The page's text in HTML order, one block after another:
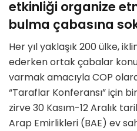
etkinliği organize
bulma çabasına
Her yıl yaklaşık 200 ülke,
ederken ortak çabalar
varmak amacıyla COP
“Taraflar Konferansı” için
zirve 30 Kasım-12 Aralık
Arap Emirlikleri (BAE) ev